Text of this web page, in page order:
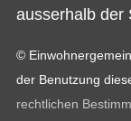
ausserhalb der
©
der Benutzung
rechtlichen